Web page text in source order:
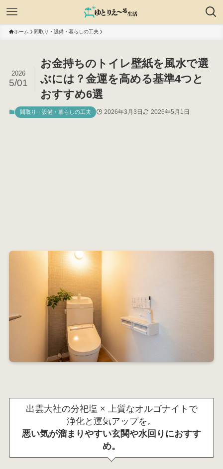
ホーム 間取り・設備・暮らしの工夫
お金持ちのトイレ壁紙を風水で選
ぶには？金運を高める基準4つと
おすすめ6選
2026
5/01
間取り・設備・暮らしの工夫 2026年3月3日 2026年5月1日
出雲大社の分祀塩 × 上質なオルゴナイトで
浄化と運気アップを。
悪い気が溜まりやすい玄関や水回りにおすす
め。